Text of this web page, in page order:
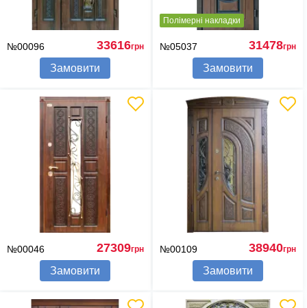
№00096 33616грн
Замовити
Полімерні накладки
№05037 31478грн
Замовити
№00046 27309грн
Замовити
№00109 38940грн
Замовити